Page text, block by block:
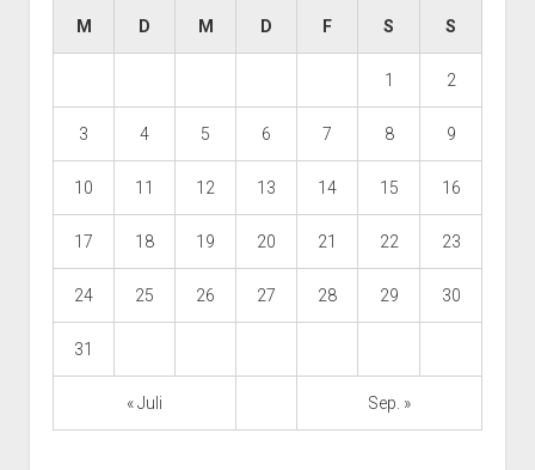
M D M D F S S
1 2
3 4 5 6 7 8 9
10 11 12 13 14 15 16
17 18 19 20 21 22 23
24 25 26 27 28 29 30
31
« Juli Sep. »